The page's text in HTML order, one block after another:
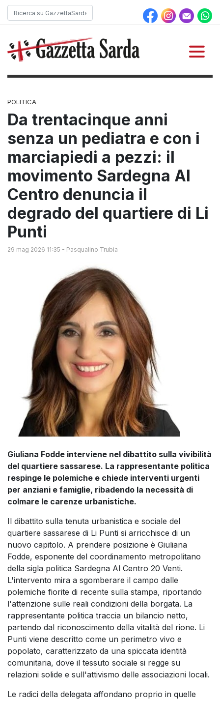
POLITICA
Da trentacinque anni
senza un pediatra e con i
marciapiedi a pezzi: il
movimento Sardegna Al
Centro denuncia il
degrado del quartiere di Li
Punti
29 mag 2026 11:35 - Pasqualino Trubia
Giuliana Fodde interviene nel dibattito sulla vivibilità
del quartiere sassarese. La rappresentante politica
respinge le polemiche e chiede interventi urgenti
per anziani e famiglie, ribadendo la necessità di
colmare le carenze urbanistiche.
Il dibattito sulla tenuta urbanistica e sociale del
quartiere sassarese di Li Punti si arricchisce di un
nuovo capitolo. A prendere posizione è Giuliana
Fodde, esponente del coordinamento metropolitano
della sigla politica Sardegna Al Centro 20 Venti.
L'intervento mira a sgomberare il campo dalle
polemiche fiorite di recente sulla stampa, riportando
l'attenzione sulle reali condizioni della borgata. La
rappresentante politica traccia un bilancio netto,
partendo dal riconoscimento della vitalità del rione. Li
Punti viene descritto come un perimetro vivo e
popolato, caratterizzato da una spiccata identità
comunitaria, dove il tessuto sociale si regge su
relazioni solide e sull'attivismo delle associazioni locali.
Le radici della delegata affondano proprio in quelle